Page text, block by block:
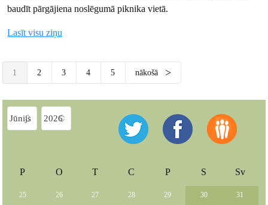
baudīt pārgājiena noslēgumā piknika vietā.
Lasīt visu ziņu
1 2 3 4 5 nākošā
P O T C P S Sv
25 26 27 28 29 30 31